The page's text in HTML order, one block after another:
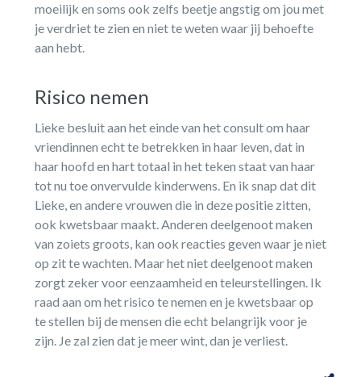
moeilijk en soms ook zelfs beetje angstig om jou met
je verdriet te zien en niet te weten waar jij behoefte
aan hebt.
Risico nemen
Lieke besluit aan het einde van het consult om haar
vriendinnen echt te betrekken in haar leven, dat in
haar hoofd en hart totaal in het teken staat van haar
tot nu toe onvervulde kinderwens. En ik snap dat dit
Lieke, en andere vrouwen die in deze positie zitten,
ook kwetsbaar maakt. Anderen deelgenoot maken
van zoiets groots, kan ook reacties geven waar je niet
op zit te wachten. Maar het niet deelgenoot maken
zorgt zeker voor eenzaamheid en teleurstellingen. Ik
raad aan om het risico te nemen en je kwetsbaar op
te stellen bij de mensen die echt belangrijk voor je
zijn. Je zal zien dat je meer wint, dan je verliest.